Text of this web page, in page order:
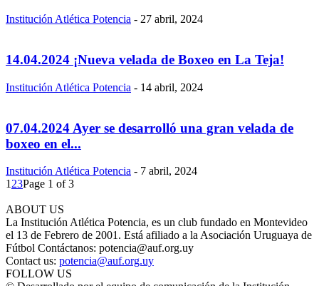
Institución Atlética Potencia - 27 abril, 2024
14.04.2024 ¡Nueva velada de Boxeo en La Teja!
Institución Atlética Potencia - 14 abril, 2024
07.04.2024 Ayer se desarrolló una gran velada de
boxeo en el...
Institución Atlética Potencia - 7 abril, 2024
1 23Page 1 of 3
ABOUT US
La Institución Atlética Potencia, es un club fundado en Montevideo
el 13 de Febrero de 2001. Está afiliado a la Asociación Uruguaya de
Fútbol Contáctanos: potencia@auf.org.uy
Contact us: potencia@auf.org.uy
FOLLOW US